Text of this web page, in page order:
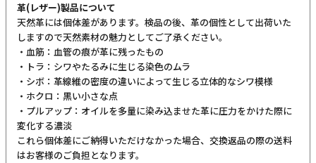
革(レザー)製品について
天然革には個体差があります。検品の後、革の個性として出荷いた
しますので天然素材の魅力としてご了承ください。
・血筋：血管の痕が革に残ったもの
・トラ：シワやたるみに生じる染色のムラ
・シボ：革線維の密度の違いによって生じる立体的なシワ模様
・ホクロ：黒い小さな点
・プルアップ：オイルを多量に染み込ませた革に圧力をかけた際に
変化する濃淡
これら個体差にご納得いただけなかった場合、交換返品の際の送料
はお客様のご負担となります。